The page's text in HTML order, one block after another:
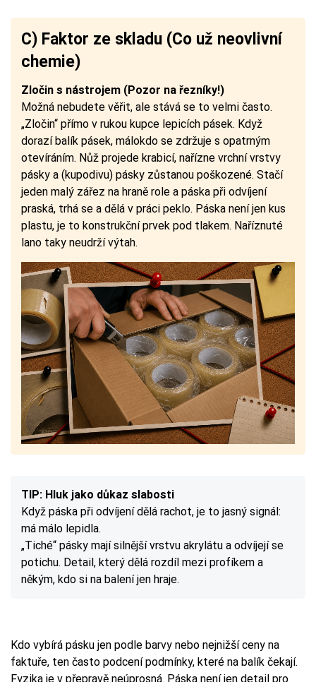
C) Faktor ze skladu (Co už neovlivní
chemie)
Zločin s nástrojem (Pozor na řezníky!)
Možná nebudete věřit, ale stává se to velmi často.
„Zločin“ přímo v rukou kupce lepicích pásek. Když
dorazí balík pásek, málokdo se zdržuje s opatrným
otevíráním. Nůž projede krabicí, nařízne vrchní vrstvy
pásky a (kupodivu) pásky zůstanou poškozené. Stačí
jeden malý zářez na hraně role a páska při odvíjení
praská, trhá se a dělá v práci peklo. Páska není jen kus
plastu, je to konstrukční prvek pod tlakem. Naříznuté
lano taky neudrží výtah.
TIP: Hluk jako důkaz slabosti
Když páska při odvíjení dělá rachot, je to jasný signál:
má málo lepidla.
„Tiché“ pásky mají silnější vrstvu akrylátu a odvíjejí se
potichu. Detail, který dělá rozdíl mezi profíkem a
někým, kdo si na balení jen hraje.
Kdo vybírá pásku jen podle barvy nebo nejnižší ceny na
faktuře, ten často podcení podmínky, které na balík čekají.
Fyzika je v přepravě neúprosná. Páska není jen detail pro